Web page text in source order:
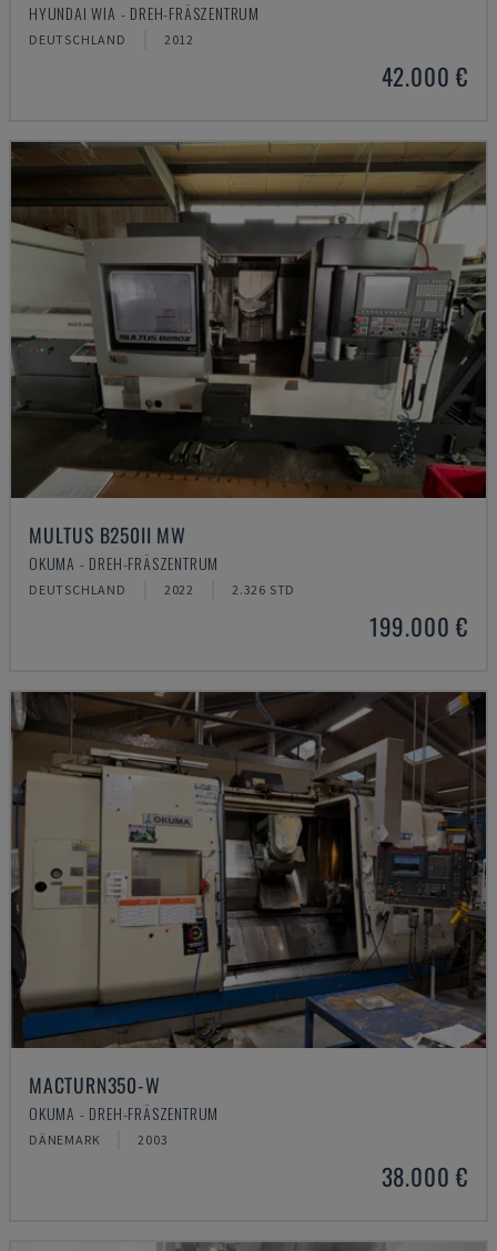
HYUNDAI WIA - DREH-FRÄSZENTRUM
DEUTSCHLAND 2012
42.000 €
MULTUS B250II MW
OKUMA - DREH-FRÄSZENTRUM
DEUTSCHLAND 2022 2.326 STD
199.000 €
MACTURN350-W
OKUMA - DREH-FRÄSZENTRUM
DÄNEMARK 2003
38.000 €